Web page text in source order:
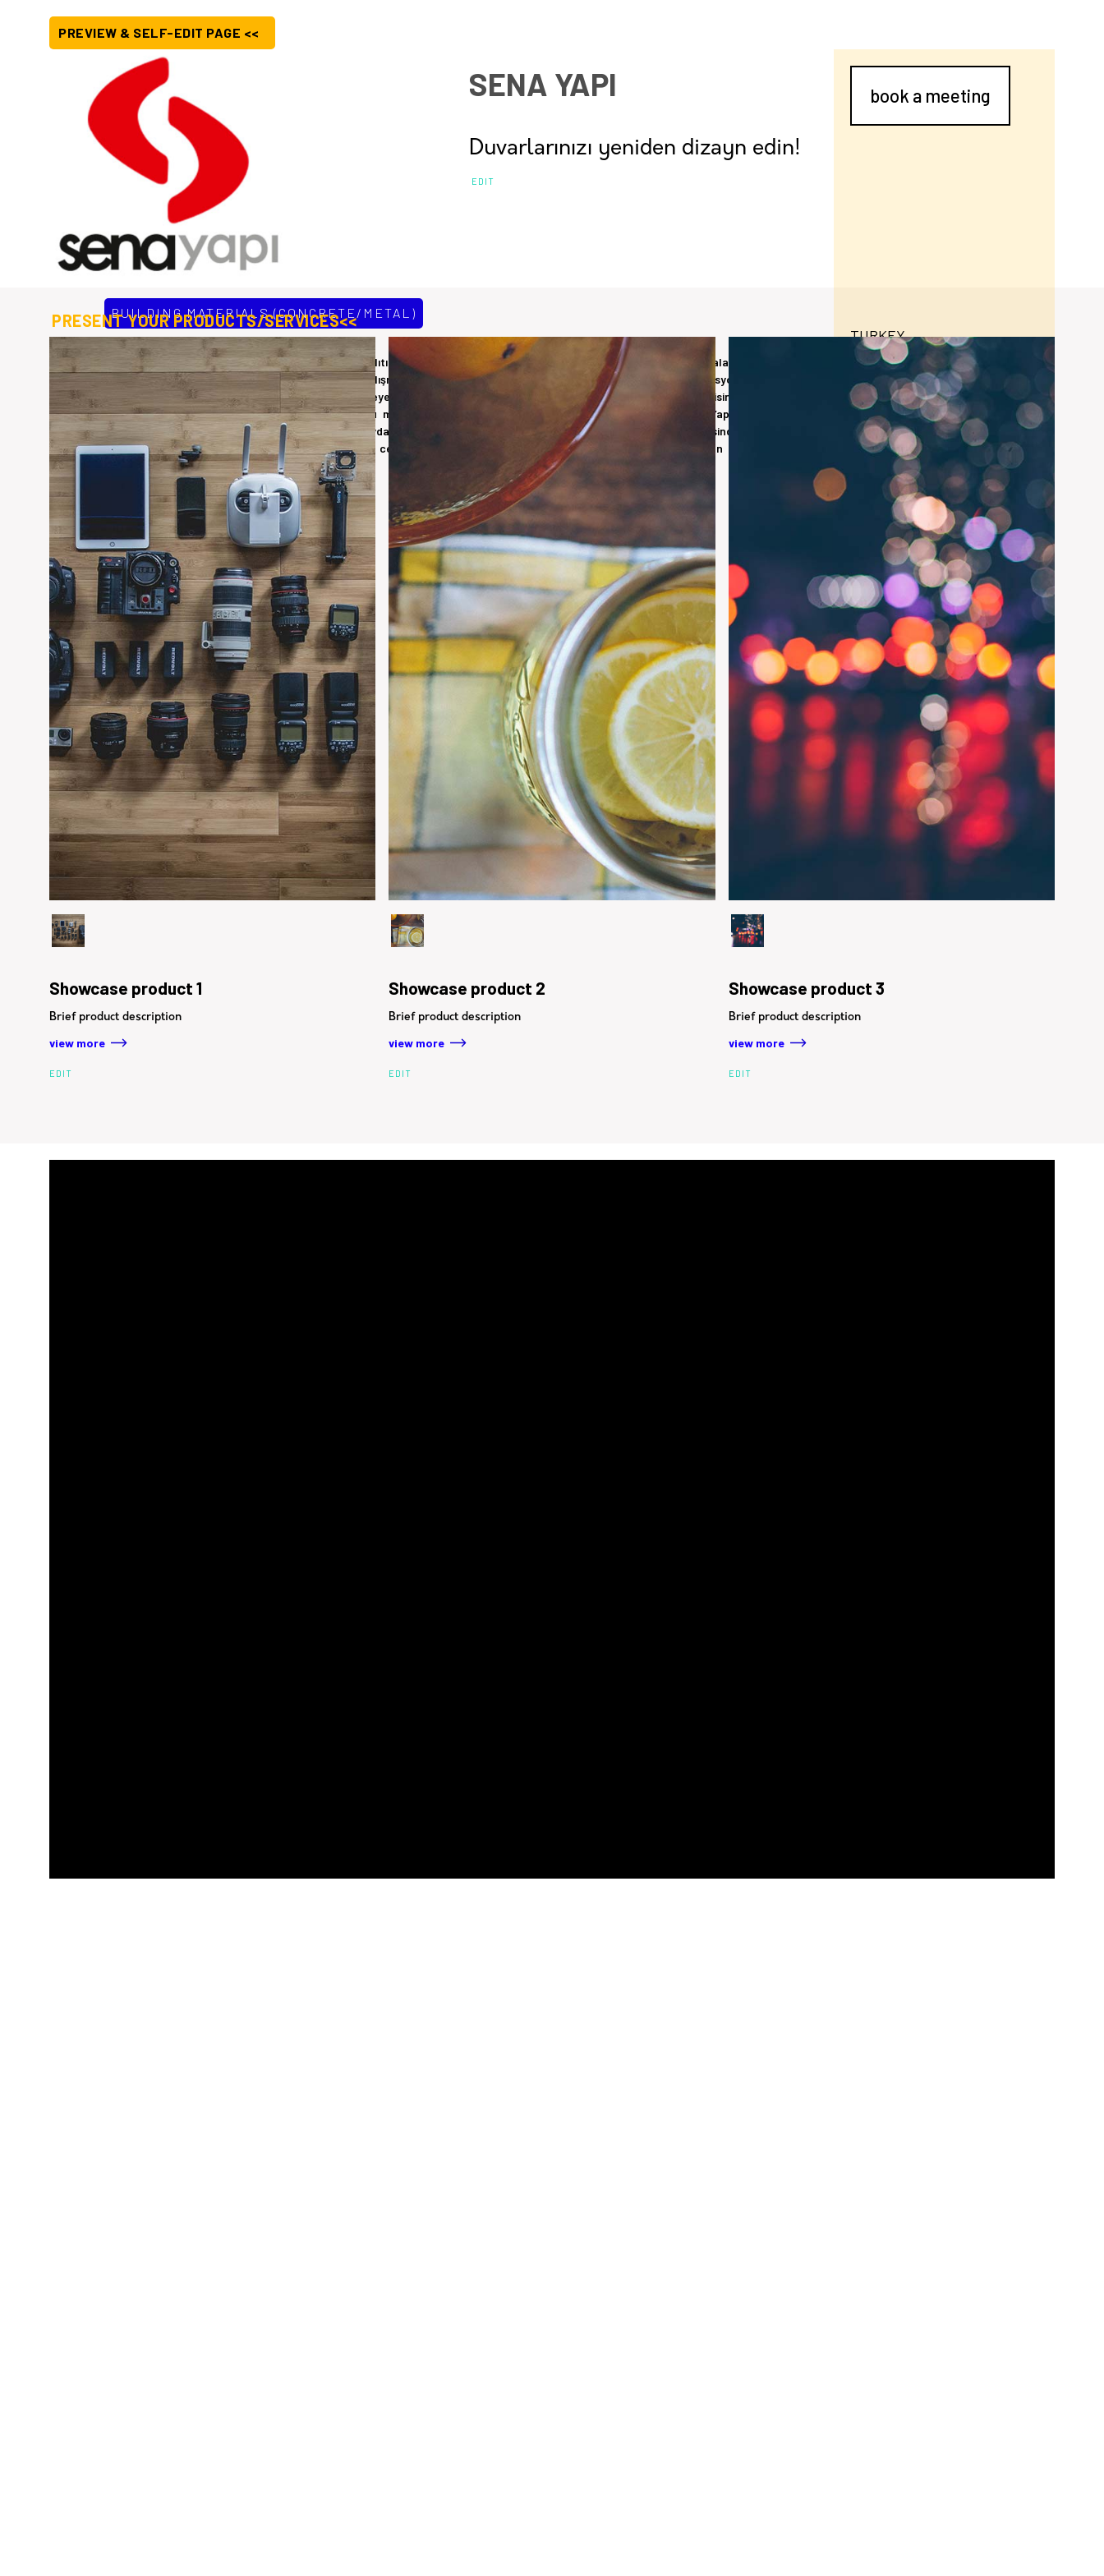
PREVIEW & SELF-EDIT PAGE <<
SENA YAPI
Duvarlarınızı yeniden dizayn edin!
EDIT
BUILDING MATERIALS (CONCRETE/METAL)
Sena Yapı, inşaat alanındaki faaliyetlerine 2001 yılında Yapı Yalıtım adıyla başlamıştır . Su, ısı, ses ve yangın yalıtımı alanda yer alan malzemelerin
satışı ve bunların uygulamaları konusunda 2006 yılına kadar çalışmalarına devam etmiştir . Faaliyet alanları içinde özellikle izolasyon uygulamaları
konusunda teknik bakış açısı ve kalifiye kadrosuyla bir çok projeye başarıyla katkı sağlamış ve bunun neticesinde bu alanda kendisine saygın bir yer
edinmiştir . Gelişim sürecimizde daha kaliteli ve daha doğru mal ve hizmet üretebilmek için 2006 yılında firmamız Sena Yapı olarak üretim
işletmeciliğine adım atmıştır . Ülkemiz ve sektörümüz için faydalı olacağına inandığı bir çok konuda yaptığı çalışmalar neticesinde yeni ürün ve
sistemleri sektörüne kazandırmıştır . Özellikle dekoratif dış cephe ürünleri konusunda çığır açan yeniliklerle sektörümüzün büyümesine ve
gelişmesine çok değerli katkılar sağlamıştır.
EDIT
book a meeting
TURKEY
senayapi.com.tr
ADD LINKS
PAGE STATUS
UNPUBLISHED
CHANGE
PRESENT YOUR PRODUCTS/SERVICES<<
Showcase product 1
Brief product description
view more
EDIT
Showcase product 2
Brief product description
view more
EDIT
Showcase product 3
Brief product description
view more
EDIT